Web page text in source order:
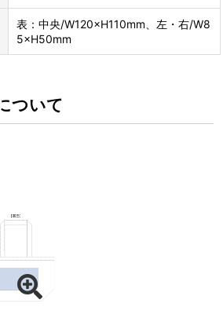
表：中央/W120×H110mm、左・右/W8
5×H50mm
ついて